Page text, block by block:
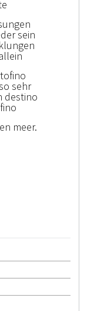
sein
sehr
destino
meer.